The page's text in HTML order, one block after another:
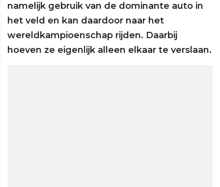
namelijk gebruik van de dominante auto in
het veld en kan daardoor naar het
wereldkampioenschap rijden. Daarbij
hoeven ze eigenlijk alleen elkaar te verslaan.